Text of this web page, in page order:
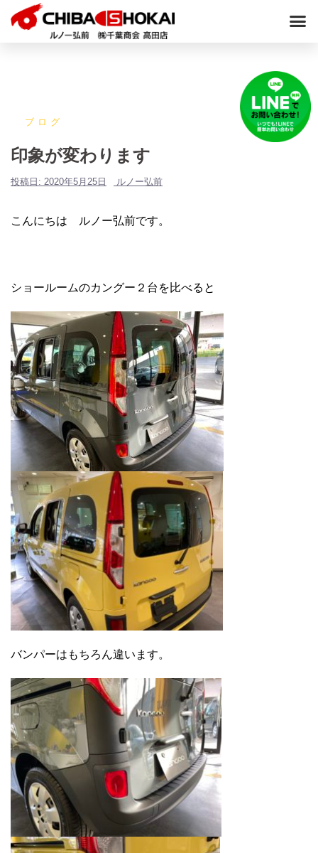
ブログ
印象が変わります
投稿日: 2020年5月25日 ルノー弘前
こんにちは ルノー弘前です。
ショールームのカングー２台を比べると
バンパーはもちろん違います。